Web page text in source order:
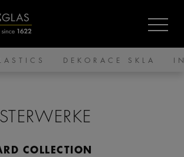
DEKORACE SKLA
COLLECTION